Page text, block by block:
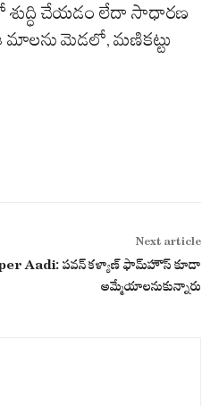
శుద్ధి చేయడం లేదా సాధారణ
మాలను మెడలో, మణికట్టు
Next article
Aadi: పవన్ కళ్యాణ్ ఫామ్‌హౌస్ కూడా
అమ్మేయాలనుకున్నారు